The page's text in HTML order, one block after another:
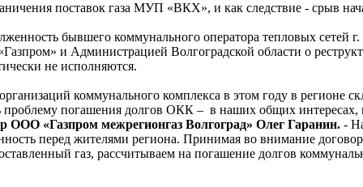
поставок газа МУП «ВКХ», и как следствие - срыв
бывшего коммунального оператора тепловых
и Администрацией Волгоградской области о
не исполняются.
коммунального комплекса в этом году в
погашения долгов ОКК – в наших общих интересах,
ООО «Газпром межрегионгаз Волгоград» Олег Гаранин. -
перед жителями региона. Принимая во внимание
газ, рассчитываем на погашение долгов